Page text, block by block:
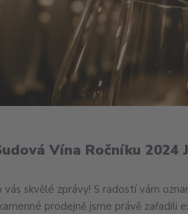
Vína Ročníku 2024
vás skvělé zprávy! S radostí vám
prodejně jsme právě zařadili